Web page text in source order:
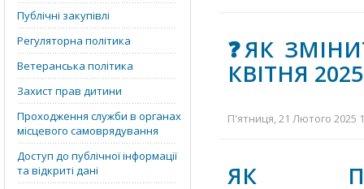
Публічні закупівлі
Регуляторна політика
Ветеранська політика
Захист прав дитини
Проходження служби в органах
місцевого самоврядування
Доступ до публічної інформації
та відкриті дані
❓ЯК
КВІТНЯ
П'ятниця, 21 Лютого 2025
ЯК